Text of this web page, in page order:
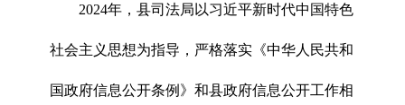
2024年，县司法局以习近平新时代中国特色
社会主义思想为指导，严格落实《中华人民共和
国政府信息公开条例》和县政府信息公开工作相